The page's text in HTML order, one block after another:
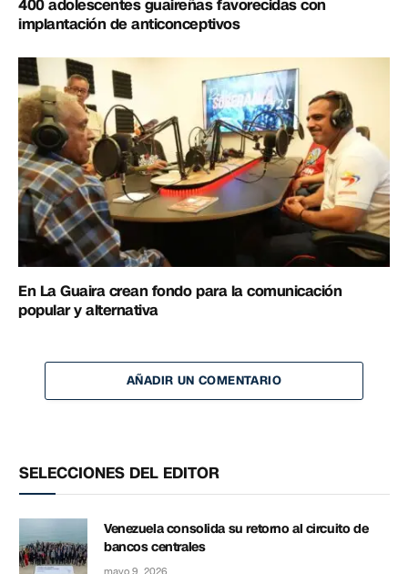
400 adolescentes guaireñas favorecidas con
implantación de anticonceptivos
En La Guaira crean fondo para la comunicación
popular y alternativa
AÑADIR UN COMENTARIO
SELECCIONES DEL EDITOR
Venezuela consolida su retorno al circuito de
bancos centrales